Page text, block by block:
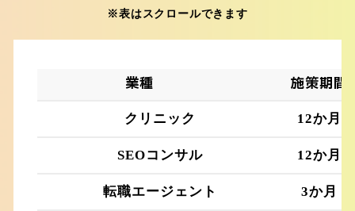
※表はスクロールできます
業種 施策期間
クリニック 12か月
SEOコンサル 12か月
転職エージェント 3か月